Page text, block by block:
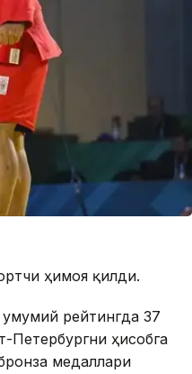
ҳимоя қилди.
умумий рейтингда 37
Петербургни ҳисобга
медаллари